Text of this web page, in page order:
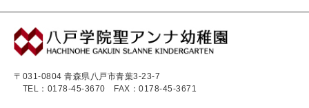
2026年06月26日
＜ラジオ番組＞はちがくニュース
2026年06月02日
〒031-0804 青森県八戸市青葉3-23-7
TEL：0178-45-3670 FAX：0178-45-3671